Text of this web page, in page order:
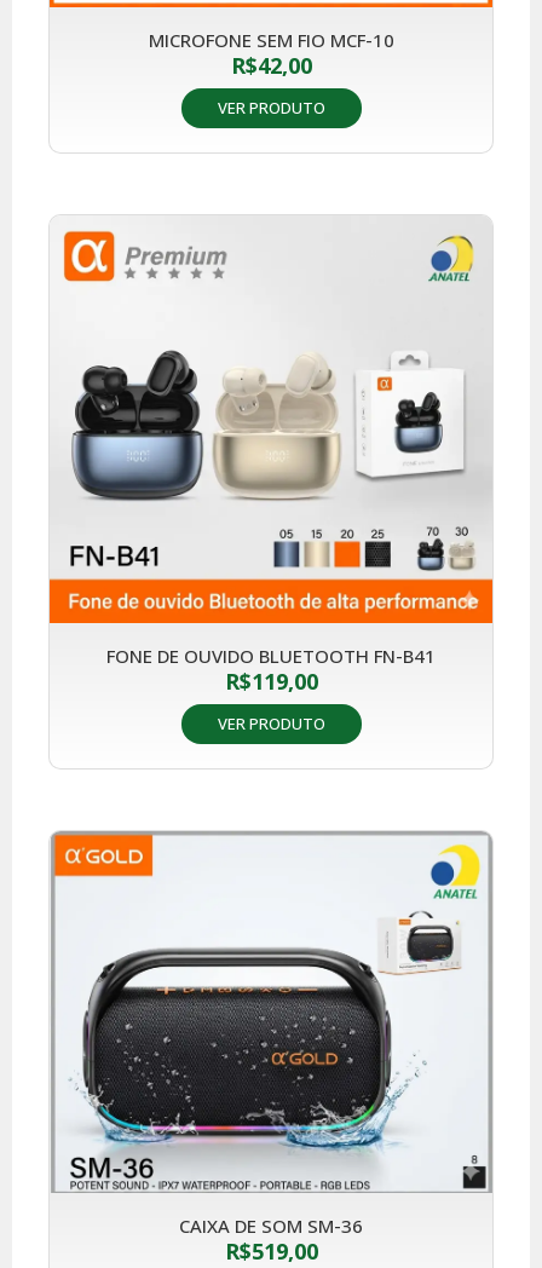
MICROFONE SEM FIO MCF-10
R$42,00
VER PRODUTO
FONE DE OUVIDO BLUETOOTH FN-B41
R$119,00
VER PRODUTO
CAIXA DE SOM SM-36
R$519,00